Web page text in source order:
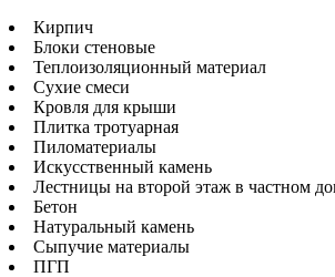
Кирпич
Блоки стеновые
Теплоизоляционный материал
Сухие смеси
Кровля для крыши
Плитка тротуарная
Пиломатериалы
Искусственный камень
Лестницы на второй этаж в частном
Бетон
Натуральный камень
Сыпучие материалы
ПГП